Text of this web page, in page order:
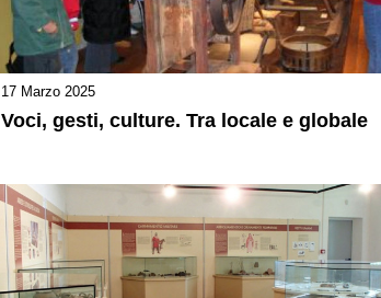
17 Marzo 2025
Voci, gesti, culture. Tra locale e globale